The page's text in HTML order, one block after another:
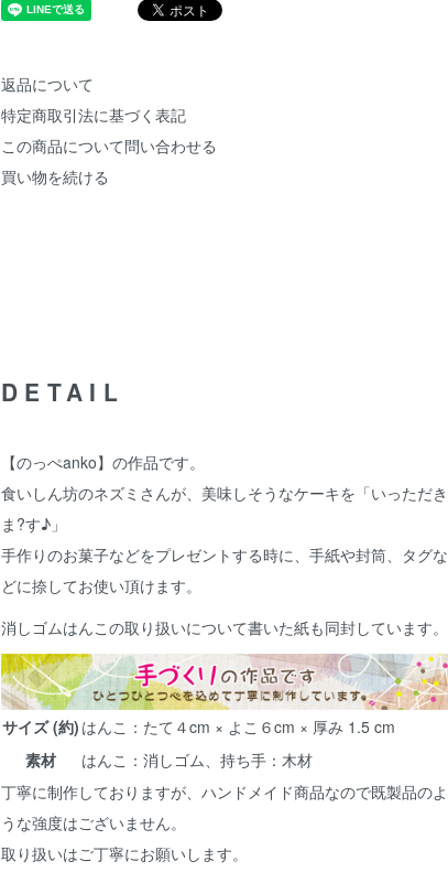
返品について
特定商取引法に基づく表記
この商品について問い合わせる
買い物を続ける
DETAIL
【のっぺanko】の作品です。
食いしん坊のネズミさんが、美味しそうなケーキを「いっただき
ま?す♪」
手作りのお菓子などをプレゼントする時に、手紙や封筒、タグな
どに捺してお使い頂けます。
消しゴムはんこの取り扱いについて書いた紙も同封しています。
サイズ (約) はんこ：たて４cm × よこ６cm × 厚み 1.5 cm
素材
はんこ：消しゴム、持ち手：木材
丁寧に制作しておりますが、ハンドメイド商品なので既製品のよ
うな強度はございません。
取り扱いはご丁寧にお願いします。